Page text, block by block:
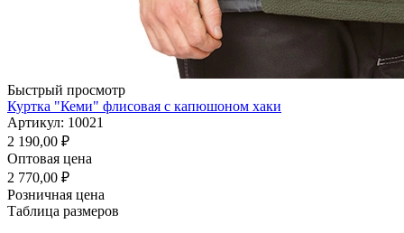
Быстрый просмотр
Куртка "Кеми" флисовая с капюшоном хаки
Артикул: 10021
2 190,00 ₽
Оптовая цена
2 770,00 ₽
Розничная цена
Таблица размеров